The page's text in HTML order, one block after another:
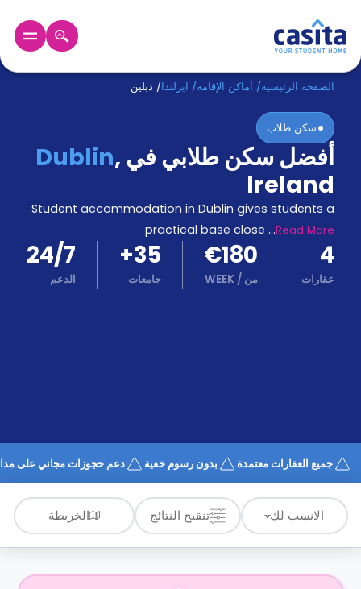
الرئيسية عربي EUR
دخول
حجز
السكن
المدونة
أخبر
أصدقائك
كيف
تعمل؟
الأسئلة
الشائعة
الصفحة الرئيسية/ أماكن الإقامة/ ايرلندا/ دبلين
سكن طلاب
أفضل سكن طلابي في Dublin,
Ireland
Student accommodation in Dublin gives students a
practical base close ...Read More
4
عقارات
€180
من /
WEEK
35
+
جامعات
24/7
الدعم
جميع العقارات معتمدة بدون رسوم خفية دعم حجوزات مجاني على مدار
الانسب لك تنقيح النتائج الخريطة